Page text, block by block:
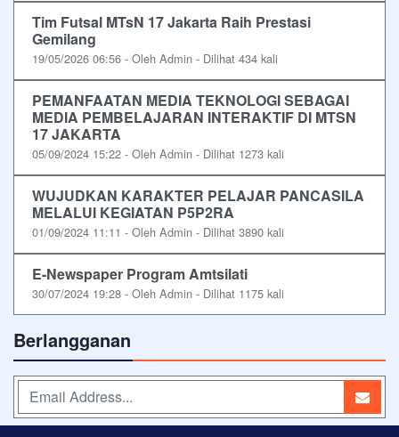
Tim Futsal MTsN 17 Jakarta Raih Prestasi
Gemilang
19/05/2026 06:56 - Oleh Admin - Dilihat 434 kali
PEMANFAATAN MEDIA TEKNOLOGI SEBAGAI
MEDIA PEMBELAJARAN INTERAKTIF DI MTSN
17 JAKARTA
05/09/2024 15:22 - Oleh Admin - Dilihat 1273 kali
WUJUDKAN KARAKTER PELAJAR PANCASILA
MELALUI KEGIATAN P5P2RA
01/09/2024 11:11 - Oleh Admin - Dilihat 3890 kali
E-Newspaper Program Amtsilati
30/07/2024 19:28 - Oleh Admin - Dilihat 1175 kali
Berlangganan